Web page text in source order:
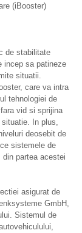
(iBooster)
de stabilitate
incep sa patineze
situatii.
care va intra
tehnologiei de
vid si sprijina
In plus,
deosebit de
sistemele de
partea acestei
asigurat de
GmbH,
Sistemul de